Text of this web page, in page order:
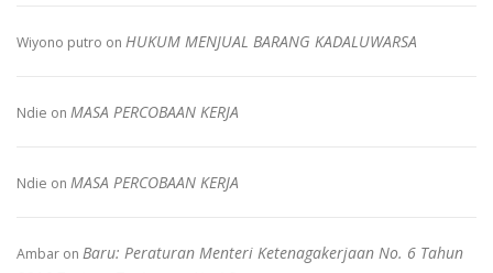
Wiyono putro on HUKUM MENJUAL BARANG KADALUWARSA
Ndie on MASA PERCOBAAN KERJA
Ndie on MASA PERCOBAAN KERJA
Ambar on Baru: Peraturan Menteri Ketenagakerjaan No. 6 Tahun